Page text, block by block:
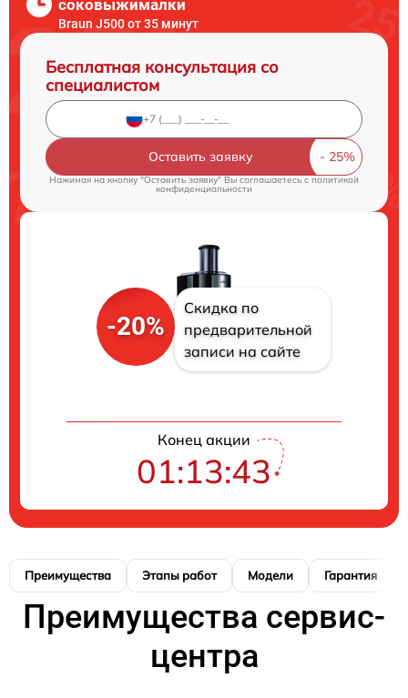
соковыжималки
Braun J500 от 35 минут
Бесплатная консультация со
специалистом
Оставить заявку
Нажимая на кнопку "Оставить заявку" Вы соглашаетесь cполитикой
конфиденциальности
-20%
Скидка по
предварительной
записи на сайте
Конец акции
01:13:42
Преимущества Этапы работ Модели Гарантия
Преимущества сервис-
центра